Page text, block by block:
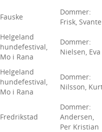
Fauske
Dommer:
Frisk, Svante
Helgeland
hundefestival,
Mo i Rana
Dommer:
Nielsen, Eva
Helgeland
hundefestival,
Mo i Rana
Dommer:
Nilsson,
Fredrikstad
Dommer:
Andersen,
Per Kristian